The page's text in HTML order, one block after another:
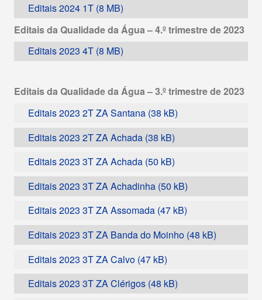
Editais 2024 1T
Editais da Qualidade da Água – 4.º trimestre de 2023
Editais 2023 4T
Editais da Qualidade da Água – 3.º trimestre de 2023
Editais 2023 2T ZA Santana
Editais 2023 2T ZA Achada
Editais 2023 3T ZA Achada
Editais 2023 3T ZA Achadinha
Editais 2023 3T ZA Assomada
Editais 2023 3T ZA Banda do Moinho
Editais 2023 3T ZA Calvo
Editais 2023 3T ZA Clérigos